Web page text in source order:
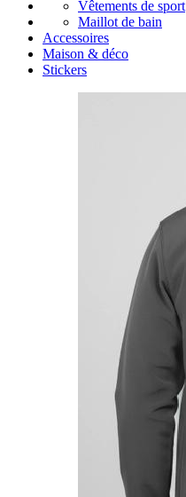
Vêtements de sport
Maillot de bain
Accessoires
Maison & déco
Stickers